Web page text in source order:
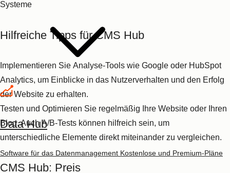
Data Hub
Software für das Datenmanagement Kostenlose und Premium-Pläne
Entscheiden Sie sich für dieses Programm, werden Sie sicher
ausgehen können, dass so gut wiejedes Softwareproblem im
Netz samt Lösung auffindbar ist
erkannt und geschlossen werden.
Allerdings gibt es einen kleinen Nachteil: Dadurch, dass das
WordPress-CMS
so beliebt ist, ist es immer wieder ein
beliebtes Angriffsziel.
Sie sollten Ihr WordPress-CMS also
regelmäßig warten lassen, um sich abzusichern.
Funktionen und Vorteile von WordPress